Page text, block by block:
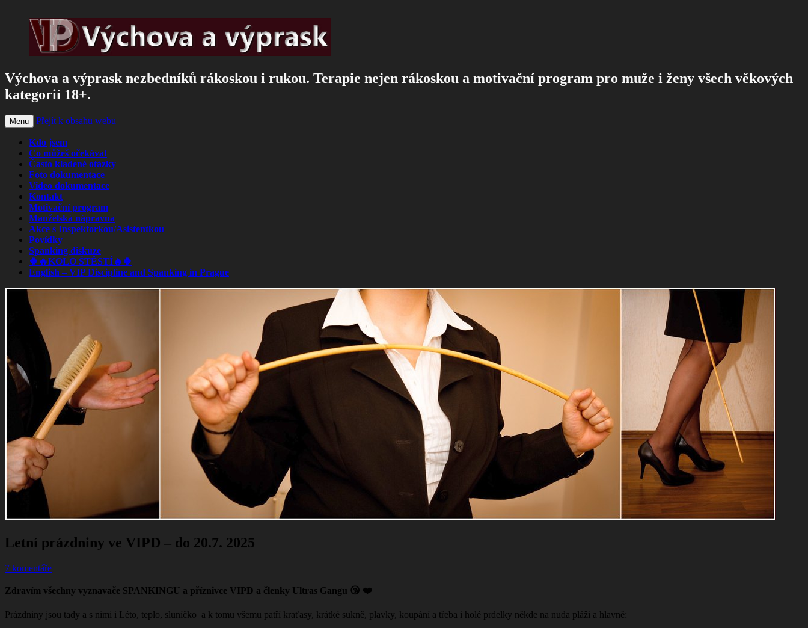
Výchova a výprask nezbedníků rákoskou i rukou. Terapie nejen rákoskou a motivační program pro muže i ženy všech věkových
kategorií 18+.
Menu Přejít k obsahu webu
Kdo jsem
Co můžeš očekávat
Často kladené otázky
Foto dokumentace
Video dokumentace
Kontakt
Motivační program
Manželská nápravna
Akce s Inspektorkou/Asistentkou
Povídky
Spanking diskuze
🍀🔥KOLO ŠTĚSTÍ🔥🍀
English – VIP Discipline and Spanking in Prague
Letní prázdniny ve VIPD – do 20.7. 2025
7 komentáře
Zdravím všechny vyznavače SPANKINGU a příznivce VIPD a členky Ultras Gangu 😘 ❤️
Prázdniny jsou tady a s nimi i Léto, teplo, sluníčko a k tomu všemu patří kraťasy, krátké sukně, plavky, koupání a třeba i holé prdelky někde na nuda pláži a hlavně: